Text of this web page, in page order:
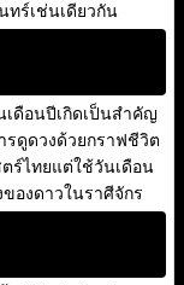
ร์เช่นเดียวกัน
เดือนปีเกิดเป็นสำคัญ
รดูดวงด้วยกราฟชีวิต
ร์ไทยแต่ใช้วันเดือน
องดาวในราศีจักร